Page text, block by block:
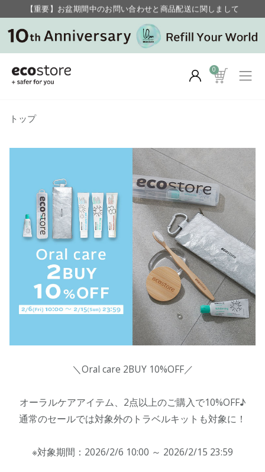
【重要】お盆期間中のお問い合わせと商品配送に関しまして
毎月お得にポイントが貯まる！ “月のポイントアップデー”
0
トップ
＼Oral care 2BUY 10%OFF／
オーラルケアアイテム、2点以上のご購入で10%OFF♪
通常のセールでは対象外のトラベルキットも対象に！
※対象期間：2026/2/6 10:00 ～ 2026/2/15 23:59